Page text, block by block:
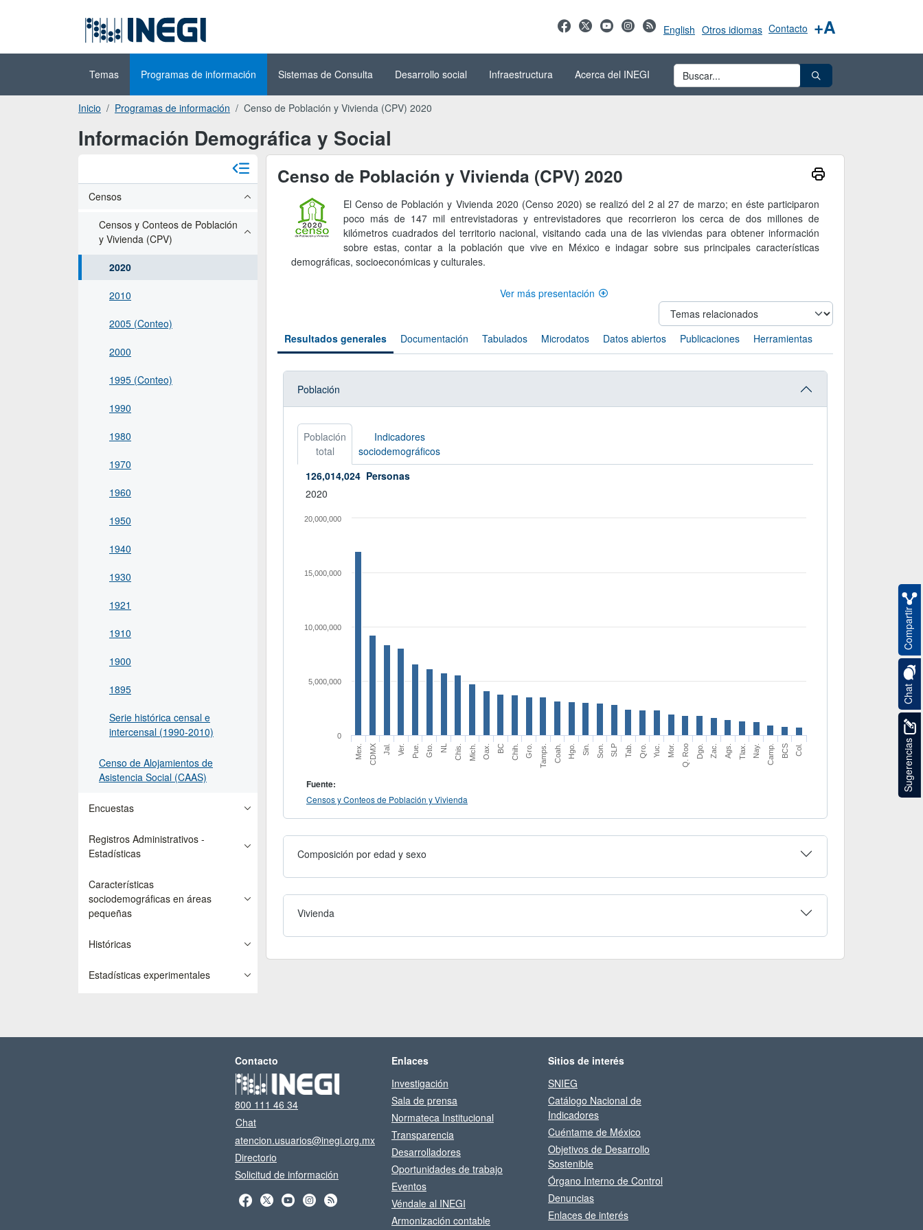
principal
(INEGI)
English Otros idiomas Contacto +A
Temas Programas de información Sistemas de Consulta Desarrollo social Infraestructura Acerca del INEGI
Inicio Programas de información Censo de Población y Vivienda (CPV) 2020
Información Demográfica y Social
Censos
Censos y Conteos de Población
y Vivienda (CPV)
2020
2010
2005 (Conteo)
2000
1995 (Conteo)
1990
1980
1970
1960
1950
1940
1930
1921
1910
1900
1895
Serie histórica censal e
intercensal (1990-2010)
Censo de Alojamientos de
Asistencia Social (CAAS)
Encuestas
Registros Administrativos -
Estadísticas
Características
sociodemográficas en áreas
pequeñas
Históricas
Estadísticas experimentales
Censo de Población y Vivienda (CPV) 2020
El Censo de Población y Vivienda 2020 (Censo 2020) se realizó del 2 al 27 de marzo; en éste participaron
poco más de 147 mil entrevistadoras y entrevistadores que recorrieron los cerca de dos millones de
kilómetros cuadrados del territorio nacional, visitando cada una de las viviendas para obtener información
sobre estas, contar a la población que vive en México e indagar sobre sus principales características
demográficas, socioeconómicas y culturales.
Ver más presentación
Resultados generales Documentación Tabulados Microdatos Datos abiertos Publicaciones Herramientas
Población
Población
total
Indicadores
sociodemográficos
126,014,024 Personas
2020
Mex. CDMX Jal. Ver. Pue. Gto. NL Chis. Mich. Oax. BC Chih. Gro. Tamps. Coah. Hgo. Sin. Son. SLP Tab. Qro. Yuc. Mor. Q. Roo Dgo. Zac. Ags. Tlax. Nay. Camp. BCS Col.
0
5,000,000
10,000,000
15,000,000
20,000,000
Fuente:
Censos y Conteos de Población y Vivienda
Composición por edad y sexo
Vivienda
Sugerencias
Chat
Compartir
Contacto
800 111 46 34
Chat
atencion.usuarios@inegi.org.mx
Directorio
Solicitud de información
Enlaces
Investigación
Sala de prensa
Normateca Institucional
Transparencia
Desarrolladores
Oportunidades de trabajo
Eventos
Véndale al INEGI
Armonización contable
Sitios de interés
SNIEG
Catálogo Nacional de
Indicadores
Cuéntame de México
Objetivos de Desarrollo
Sostenible
Órgano Interno de Control
Denuncias
Enlaces de interés